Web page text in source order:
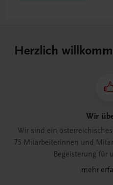
Herzlich
Wir
Wir sind ein
75 Mitarbeiterinnen und
Begeisterung für
mehr